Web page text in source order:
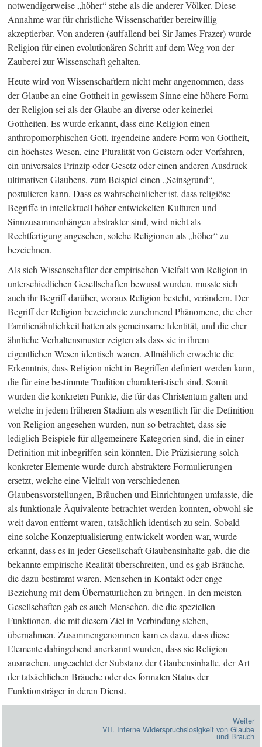
notwendigerweise „höher“ stehe als die anderer Völker. Diese
Annahme war für christliche Wissenschaftler bereitwillig
akzeptierbar. Von anderen (auffallend bei Sir James Frazer) wurde
Religion für einen evolutionären Schritt auf dem Weg von der
Zauberei zur Wissenschaft gehalten.
Heute wird von Wissenschaftlern nicht mehr angenommen, dass
der Glaube an eine Gottheit in gewissem Sinne eine höhere Form
der Religion sei als der Glaube an diverse oder keinerlei
Gottheiten. Es wurde erkannt, dass eine Religion einen
anthropomorphischen Gott, irgendeine andere Form von Gottheit,
ein höchstes Wesen, eine Pluralität von Geistern oder Vorfahren,
ein universales Prinzip oder Gesetz oder einen anderen Ausdruck
ultimativen Glaubens, zum Beispiel einen „Seinsgrund“,
postulieren kann. Dass es wahrscheinlicher ist, dass religiöse
Begriffe in intellektuell höher entwickelten Kulturen und
Sinnzusammenhängen abstrakter sind, wird nicht als
Rechtfertigung angesehen, solche Religionen als „höher“ zu
bezeichnen.
Als sich Wissenschaftler der empirischen Vielfalt von Religion in
unterschiedlichen Gesellschaften bewusst wurden, musste sich
auch ihr Begriff darüber, woraus Religion besteht, verändern. Der
Begriff der Religion bezeichnete zunehmend Phänomene, die eher
Familienähnlichkeit hatten als gemeinsame Identität, und die eher
ähnliche Verhaltensmuster zeigten als dass sie in ihrem
eigentlichen Wesen identisch waren. Allmählich erwachte die
Erkenntnis, dass Religion nicht in Begriffen definiert werden kann,
die für eine bestimmte Tradition charakteristisch sind. Somit
wurden die konkreten Punkte, die für das Christentum galten und
welche in jedem früheren Stadium als wesentlich für die Definition
von Religion angesehen wurden, nun so betrachtet, dass sie
lediglich Beispiele für allgemeinere Kategorien sind, die in einer
Definition mit inbegriffen sein könnten. Die Präzisierung solch
konkreter Elemente wurde durch abstraktere Formulierungen
ersetzt, welche eine Vielfalt von verschiedenen
Glaubensvorstellungen, Bräuchen und Einrichtungen umfasste, die
als funktionale Äquivalente betrachtet werden konnten, obwohl sie
weit davon entfernt waren, tatsächlich identisch zu sein. Sobald
eine solche Konzeptualisierung entwickelt worden war, wurde
erkannt, dass es in jeder Gesellschaft Glaubensinhalte gab, die die
bekannte empirische Realität überschreiten, und es gab Bräuche,
die dazu bestimmt waren, Menschen in Kontakt oder enge
Beziehung mit dem Übernatürlichen zu bringen. In den meisten
Gesellschaften gab es auch Menschen, die die speziellen
Funktionen, die mit diesem Ziel in Verbindung stehen,
übernahmen. Zusammengenommen kam es dazu, dass diese
Elemente dahingehend anerkannt wurden, dass sie Religion
ausmachen, ungeachtet der Substanz der Glaubensinhalte, der Art
der tatsächlichen Bräuche oder des formalen Status der
Funktionsträger in deren Dienst.
Weiter
VII. Interne Widerspruchslosigkeit von Glaube
und Brauch